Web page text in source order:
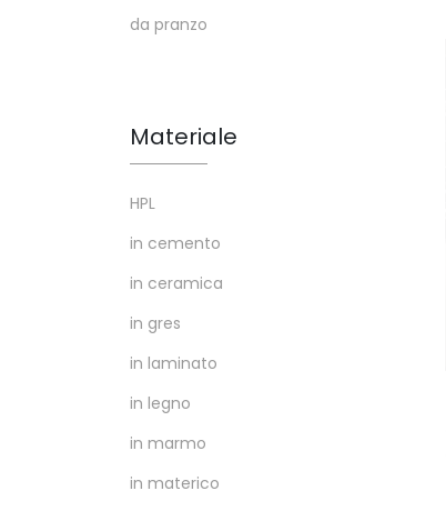
da pranzo
Materiale
HPL
in cemento
in ceramica
in gres
in laminato
in legno
in marmo
in materico